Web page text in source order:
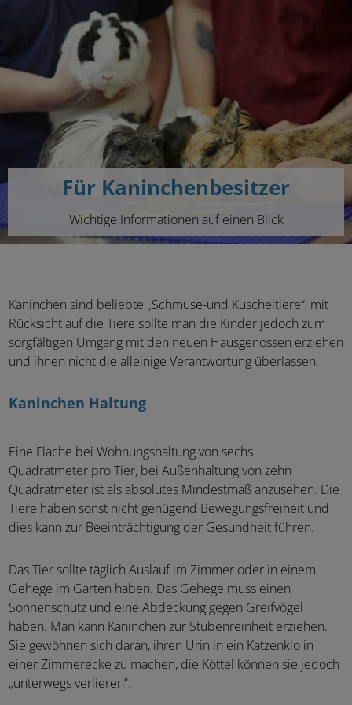
Für Kaninchenbesitzer
Wichtige Informationen auf einen Blick
Kaninchen sind beliebte „Schmuse-und Kuscheltiere“, mit
Rücksicht auf die Tiere sollte man die Kinder jedoch zum
sorgfältigen Umgang mit den neuen Hausgenossen erziehen
und ihnen nicht die alleinige Verantwortung überlassen.
Kaninchen Haltung
Eine Fläche bei Wohnungshaltung von sechs
Quadratmeter pro Tier, bei Außenhaltung von zehn
Quadratmeter ist als absolutes Mindestmaß anzusehen. Die
Tiere haben sonst nicht genügend Bewegungsfreiheit und
dies kann zur Beeinträchtigung der Gesundheit führen.
Das Tier sollte täglich Auslauf im Zimmer oder in einem
Gehege im Garten haben. Das Gehege muss einen
Sonnenschutz und eine Abdeckung gegen Greifvögel
haben. Man kann Kaninchen zur Stubenreinheit erziehen.
Sie gewöhnen sich daran, ihren Urin in ein Katzenklo in
einer Zimmerecke zu machen, die Köttel können sie jedoch
„unterwegs verlieren“.